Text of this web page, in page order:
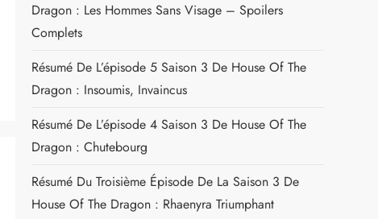
Dragon : Les Hommes Sans Visage – Spoilers
Complets
Résumé De L’épisode 5 Saison 3 De House Of The
Dragon : Insoumis, Invaincus
Résumé De L’épisode 4 Saison 3 De House Of The
Dragon : Chutebourg
Résumé Du Troisième Épisode De La Saison 3 De
House Of The Dragon : Rhaenyra Triumphant